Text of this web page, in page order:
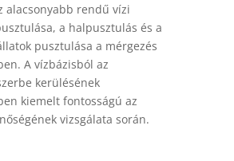
alacsonyabb rendű vízi
a halpusztulás és a
pusztulása a mérgezés
A vízbázisból az
kerülésének
kiemelt fontosságú az
vizsgálata során.